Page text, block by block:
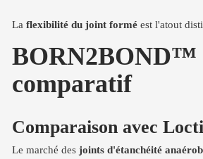
La flexibilité du joint formé est l'atout
BORN2BOND™
comparatif
Comparaison avec
Le marché des joints d'étanchéité